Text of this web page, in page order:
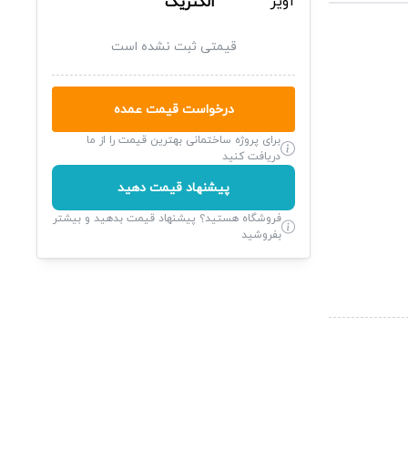
قیمتی ثبت نشده است
درخواست قیمت عمده
برای پروژه ساختمانی بهترین قیمت را از ما
دریافت کنید
پیشنهاد قیمت دهید
فروشگاه هستید؟ پیشنهاد قیمت بدهید و بیشتر
بفروشید